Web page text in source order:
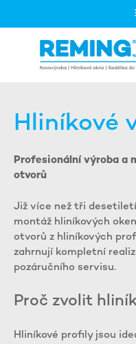
Hliníkové
Profesionální výroba a
otvorů
Již více než tři
montáž hliníkových
otvorů z hliníkových
zahrnují kompletní
pozáručního servisu.
Proč zvolit
Hliníkové profily jsou